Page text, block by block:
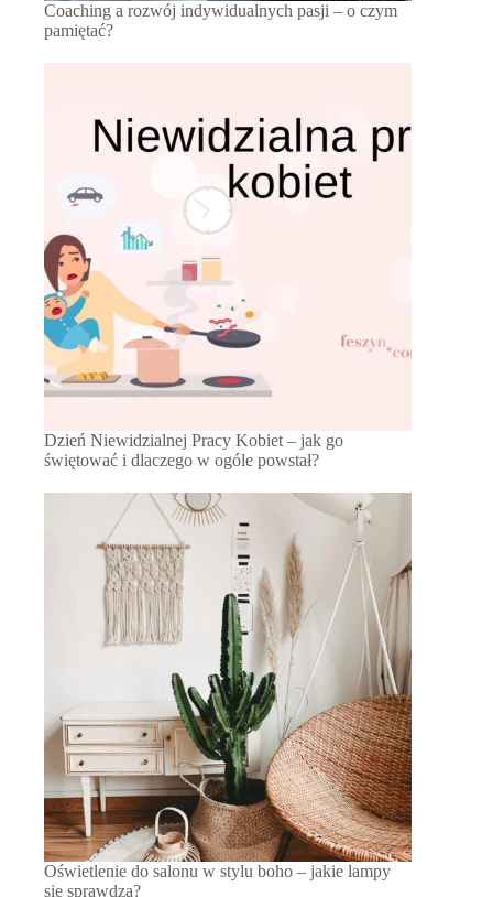
Coaching a rozwój indywidualnych pasji – o czym
pamiętać?
Dzień Niewidzialnej Pracy Kobiet – jak go
świętować i dlaczego w ogóle powstał?
Oświetlenie do salonu w stylu boho – jakie lampy
się sprawdzą?